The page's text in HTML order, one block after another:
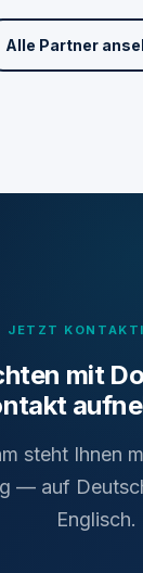
Alle Partner
JETZT
mit
steht Ihnen
— auf
Englisch.